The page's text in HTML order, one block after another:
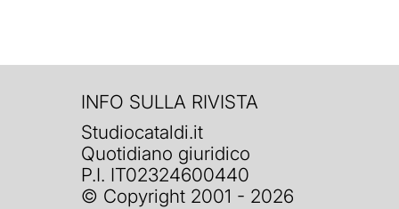
INFO SULLA RIVISTA
Studiocataldi.it
Quotidiano giuridico
P.I. IT02324600440
© Copyright 2001 - 2026